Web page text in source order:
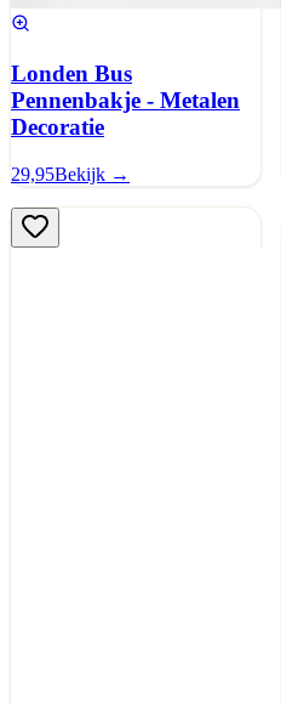
Londen Bus
Pennenbakje - Metalen
Decoratie
29,95Bekijk →